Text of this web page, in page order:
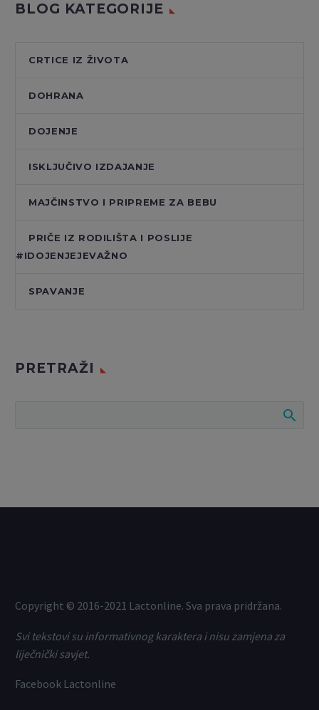
BLOG KATEGORIJE
CRTICE IZ ŽIVOTA
DOHRANA
DOJENJE
ISKLJUČIVO IZDAJANJE
MAJČINSTVO I PRIPREME ZA BEBU
PRIČE IZ RODILIŠTA I POSLIJE
#IDOJENJEJEVAŽNO
SPAVANJE
PRETRAŽI
Copyright © 2016-2021 Lactonline. Sva prava pridržana.
Svi tekstovi su informativnog karaktera i nisu zamjena za
liječnički savjet.
Facebook Lactonline